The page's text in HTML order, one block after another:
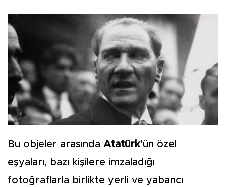
Bu objeler arasında Atatürk’ün özel
eşyaları, bazı kişilere imzaladığı
fotoğraflarla birlikte yerli ve yabancı